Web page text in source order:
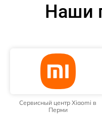
Наши
Сервисный центр Xiaomi в
Перми